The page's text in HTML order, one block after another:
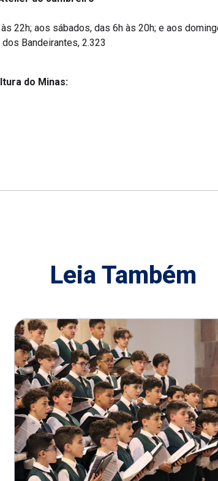
22h; aos sábados, das 6h às 20h; e aos
Bandeirantes, 2.323
do Minas:
Leia Também